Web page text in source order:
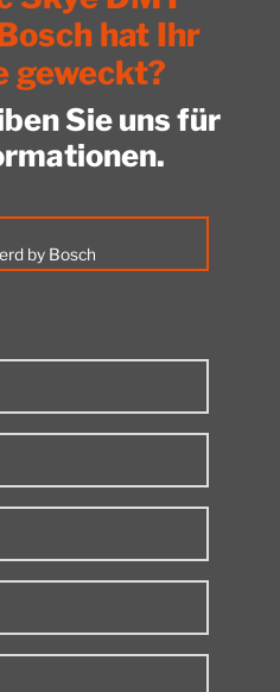
hat Ihr
geweckt?
Sie uns für